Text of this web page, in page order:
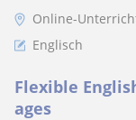
Online-
Englisch
Flexible
ages